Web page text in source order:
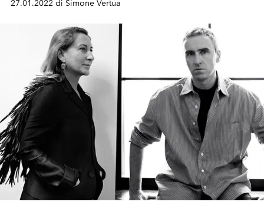
27.01.2022 di Simone Vertua